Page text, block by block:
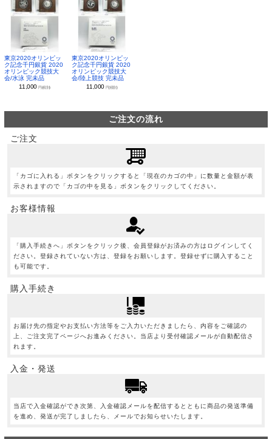
東京2020オリンピッ
ク記念千円銀貨 2020
オリンピック競技大
会/水泳 完未品
11,000円(税別)
東京2020オリンピッ
ク記念千円銀貨 2020
オリンピック競技大
会/陸上競技 完未品
11,000 円(税別)
ご注文の流れ
ご注文
「カゴに入れる」ボタンをクリックすると「現在のカゴの中」に数量と金額が表
示されますので「カゴの中を見る」ボタンをクリックしてください。
お客様情報
「購入手続きへ」ボタンをクリック後、会員登録がお済みの方はログインしてく
ださい。登録されていない方は、登録をお願いします。登録せずに購入すること
も可能です。
購入手続き
お届け先の指定やお支払い方法等をご入力いただきましたら、内容をご確認の
上、ご注文完了ページへお進みください。当店より受付確認メールが自動配信さ
れます。
入金・発送
当店で入金確認ができ次第、入金確認メールを配信するとともに商品の発送準備
を進め、発送が完了しましたら、メールでお知らせいたします。